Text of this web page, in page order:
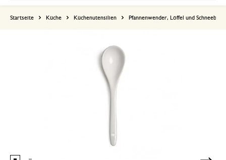
Startseite Küche Küchenutensilien Pfannenwender, Löffel und